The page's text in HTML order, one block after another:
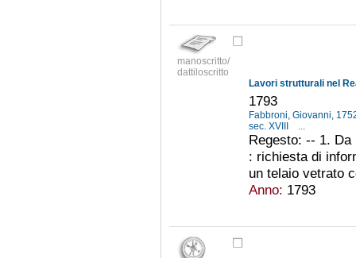
manoscritto/
dattiloscritto
Lavori strutturali nel
1793
Fabbroni, Giovanni,
sec. XVIII
...
Regesto: -- 1. Da
: richiesta di
un telaio vetrato
Anno: 1793